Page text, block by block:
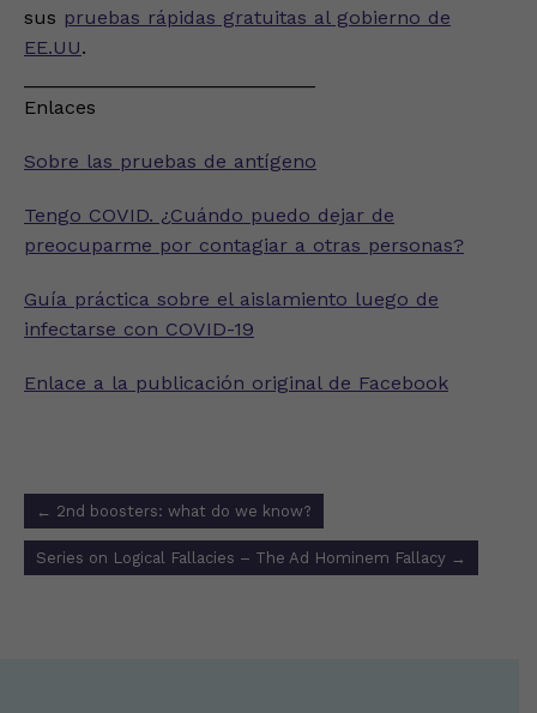
sus pruebas rápidas gratuitas al gobierno de
EE.UU.
Enlaces
Sobre las pruebas de antígeno
Tengo COVID. ¿Cuándo puedo dejar de
preocuparme por contagiar a otras personas?
Guía práctica sobre el aislamiento luego de
infectarse con COVID-19
Enlace a la publicación original de Facebook
Post
navigation
← 2nd boosters: what do we know?
Series on Logical Fallacies – The Ad Hominem Fallacy →